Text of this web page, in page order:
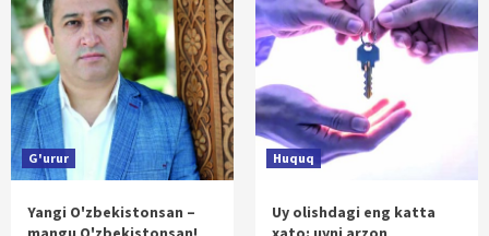
G'urur
Yangi O'zbekistonsan –
Huquq
Uy olishdagi eng katta